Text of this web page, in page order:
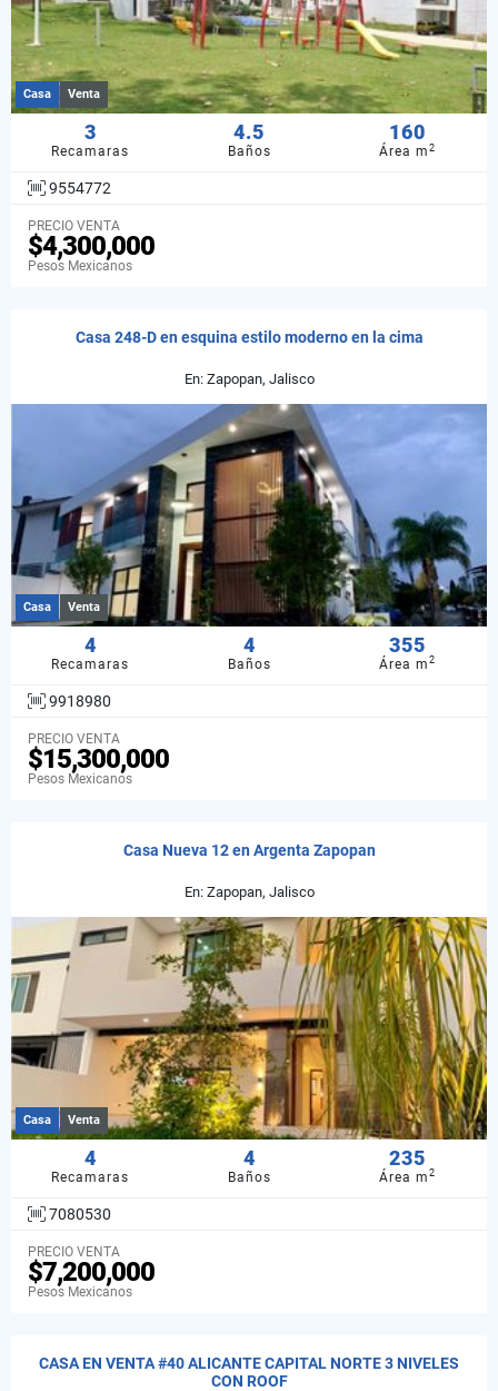
Casa Venta
3
Recamaras
4.5
Baños
160
Área m2
9554772
PRECIO VENTA
$4,300,000
Pesos Mexicanos
Casa 248-D en esquina estilo moderno en la cima
En: Zapopan, Jalisco
Casa Venta
4
Recamaras
4
Baños
355
Área m2
9918980
PRECIO VENTA
$15,300,000
Pesos Mexicanos
Casa Nueva 12 en Argenta Zapopan
En: Zapopan, Jalisco
Casa Venta
4
Recamaras
4
Baños
235
Área m2
7080530
PRECIO VENTA
$7,200,000
Pesos Mexicanos
CASA EN VENTA #40 ALICANTE CAPITAL NORTE 3 NIVELES
CON ROOF